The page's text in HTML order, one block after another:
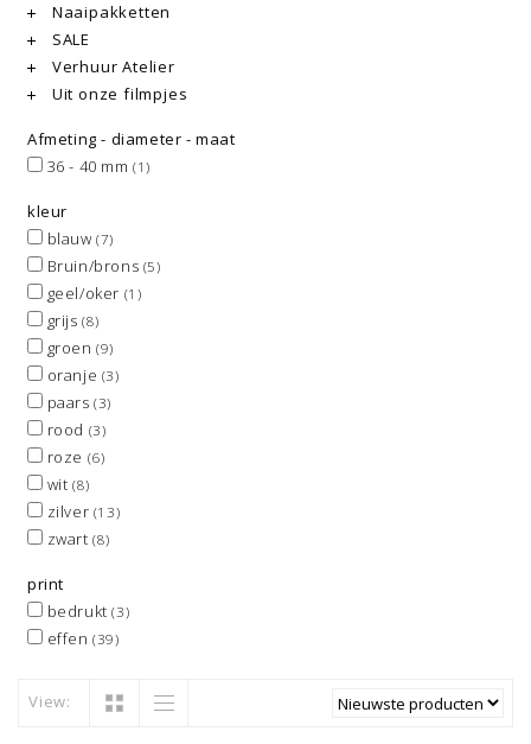
Naaipakketten
SALE
Verhuur Atelier
Uit onze filmpjes
Afmeting - diameter - maat
36 - 40 mm(1)
kleur
blauw(7)
Bruin/brons (5)
geel/oker (1)
grijs(8)
groen(9)
oranje (3)
paars(3)
rood (3)
roze (6)
wit (8)
zilver (13)
zwart(8)
print
bedrukt(3)
effen(39)
View: